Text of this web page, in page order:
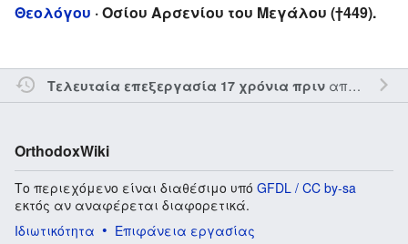
Θεολόγου · Οσίου Αρσενίου του Μεγάλου (†449).
Τελευταία επεξεργασία 17 χρόνια πριναπό τον την
OrthodoxWiki
Το περιεχόμενο είναι διαθέσιμο υπό GFDL / CC by-sa
εκτός αν αναφέρεται διαφορετικά.
Ιδιωτικότητα
Επιφάνεια εργασίας